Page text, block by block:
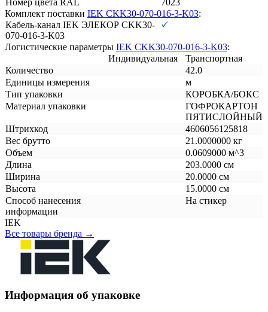
Комплект поставки IEK CKK30-070-016-3-K03:
Кабель-канал IEK ЭЛЕКОР CKK30-
070-016-3-K03
Логистические параметры IEK CKK30-070-016-3-K03:
Индивидуальная
Транспортная
Количество
42.0
Единицы измерения
м
Тип упаковки
КОРОБКА/БОКС
Материал упаковки
ГОФРОКАРТОН
ПЯТИСЛОЙНЫЙ
Штрихкод
4606056125818
Вес брутто
21.0000000 кг
Объем
0.0609000 м^3
Длина
203.0000 см
Ширина
20.0000 см
Высота
15.0000 см
Способ нанесения
информации
На стикер
IEK
Все товары бренда →
Информация об упаковке